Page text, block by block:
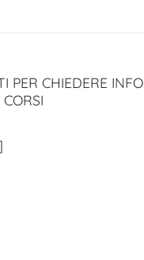
PER CHIEDERE INFO